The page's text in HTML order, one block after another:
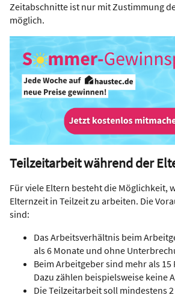
Zeitabschnitte ist nur mit Zustimmung
möglich.
Teilzeitarbeit während der
Für viele Eltern besteht die Möglichkeit,
Elternzeit in Teilzeit zu arbeiten. Die
sind:
Das Arbeitsverhältnis beim
als 6 Monate und ohne
Beim Arbeitgeber sind mehr als
Dazu zählen beispielsweise keine
Die Teilzeitarbeit soll mindestens